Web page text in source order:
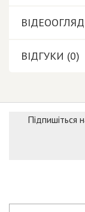
ВІДГУКИ (0)
Підпишіться